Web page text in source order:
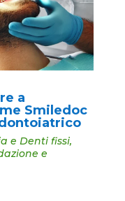
a
Smiledoc
e Denti fissi,
e